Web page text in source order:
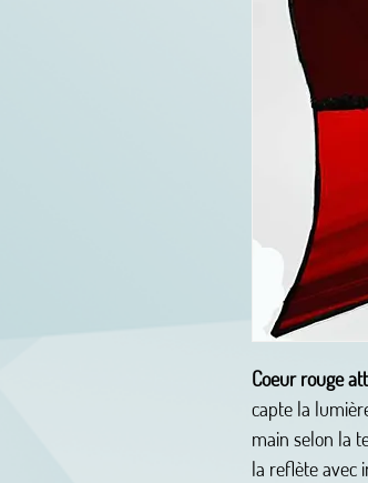
Coeur rouge
capte la
main selon la
la reflète avec